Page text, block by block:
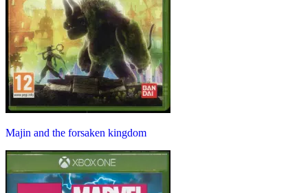
Majin and the forsaken kingdom